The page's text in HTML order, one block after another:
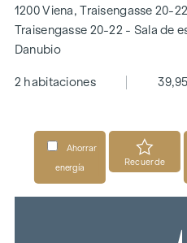
1200 Viena, Traisengasse 20-22
Traisengasse 20-22 - Sala de
Danubio
2 habitaciones
Ahorrar
energía
Recuerde